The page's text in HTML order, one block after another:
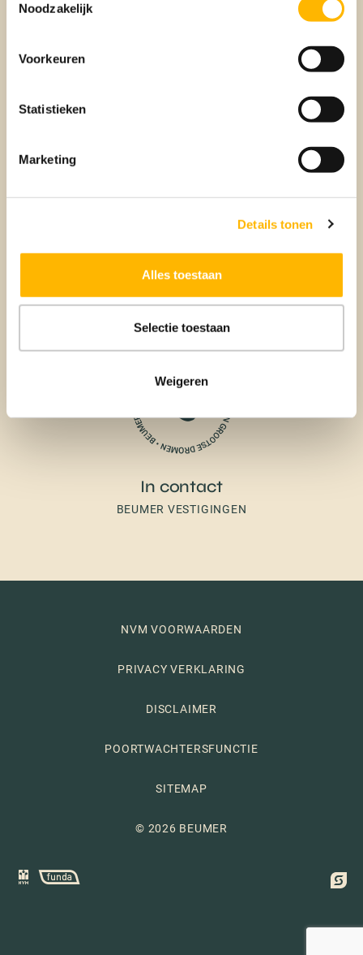
Noodzakelijk
Voorkeuren
Statistieken
Marketing
Details tonen
Alles toestaan
Selectie toestaan
Weigeren
Aankoop
BEUMER AANKOOPMAKELAAR
In contact
BEUMER VESTIGINGEN
NVM VOORWAARDEN
PRIVACY VERKLARING
DISCLAIMER
POORTWACHTERSFUNCTIE
SITEMAP
© 2026 BEUMER